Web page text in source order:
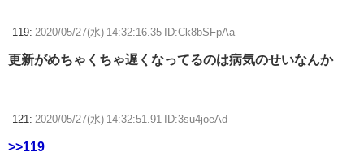
119: 2020/05/27(水) 14:32:16.35 ID:Ck8bSFpAa
更新がめちゃくちゃ遅くなってるのは病気のせいなんか
121: 2020/05/27(水) 14:32:51.91 ID:3su4joeAd
>>119